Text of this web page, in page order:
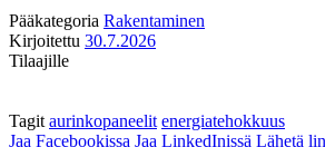
Pääkategoria Rakentaminen
Kirjoitettu 30.7.2026
Tilaajille
Tagit aurinkopaneelit energiatehokkuus
Jaa Facebookissa Jaa LinkedInissä Lähetä